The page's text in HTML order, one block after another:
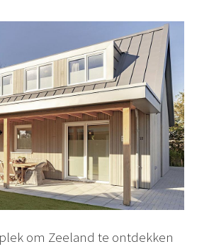
om Zeeland te ontdekken